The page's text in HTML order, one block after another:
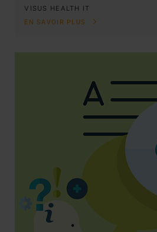
VISUS HEALTH IT
EN SAVOIR PLUS